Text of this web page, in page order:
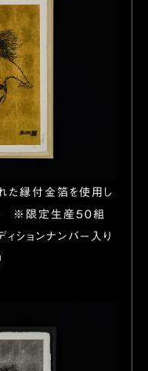
た縁付金箔を使用し
※限定生産50組
ションナンバー入り